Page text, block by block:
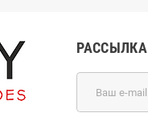
РАССЫЛКА